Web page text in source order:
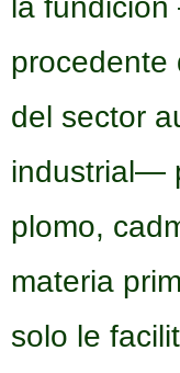
la
procedente
del sector
industrial—
plomo,
materia
solo le